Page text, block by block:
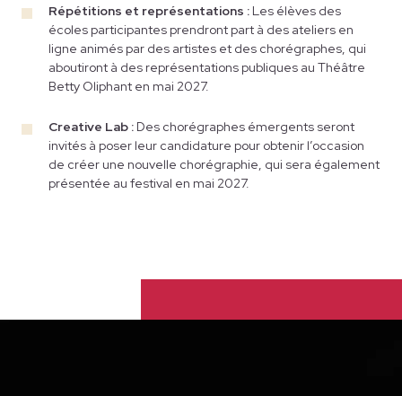
Répétitions et représentations : Les élèves des
écoles participantes prendront part à des ateliers en
ligne animés par des artistes et des chorégraphes, qui
aboutiront à des représentations publiques au Théâtre
Betty Oliphant en mai 2027.
Creative Lab : Des chorégraphes émergents seront
invités à poser leur candidature pour obtenir l’occasion
de créer une nouvelle chorégraphie, qui sera également
présentée au festival en mai 2027.